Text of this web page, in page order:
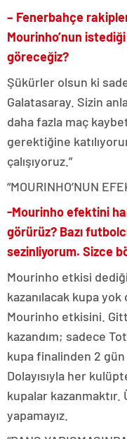
– Fenerbahçe
Mourinho’nun
göreceğiz?
Şükürler olsun ki
Galatasaray. Sizin
daha fazla maç
gerektiğine
çalışıyoruz.”
“MOURINHO’NUN
-Mourinho efektini
görürüz? Bazı
sezinliyorum. Sizce
Mourinho etkisi
kazanılacak kupa
Mourinho etkisini.
kazandım; sadece
kupa finalinden 2 gün
Dolayısıyla her
kupalar kazanmaktır.
yapamayız.